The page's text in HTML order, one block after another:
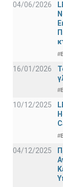
04/06/2026
16/01/2026
10/12/2025
04/12/2025